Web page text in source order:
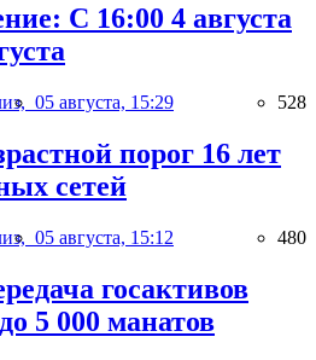
С 16:00 4 августа
05 августа, 15:29 528
порог 16 лет
сетей
05 августа, 15:12 480
госактивов
5 000 манатов